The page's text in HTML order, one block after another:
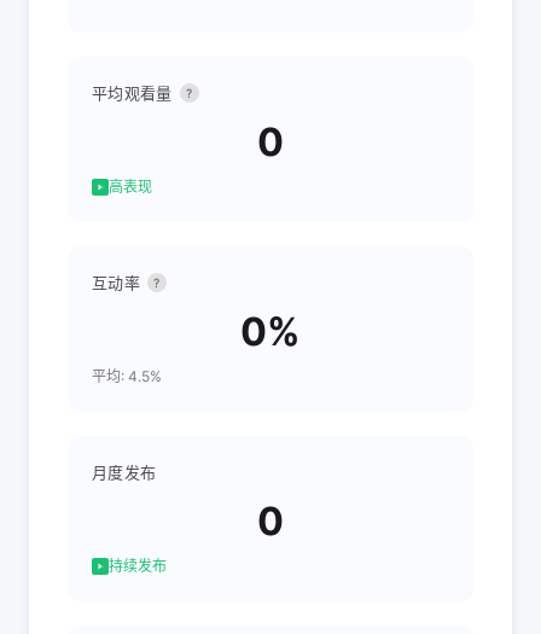
平均观看量 ?
0
高表现
互动率 ?
0%
平均: 4.5%
月度发布
0
持续发布